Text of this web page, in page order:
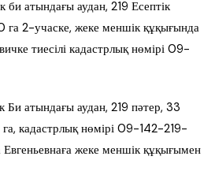
атындағы аудан, 219 Есептік
га 2-учаске, жеке меншік құқығында
тиесілі кадастрлық нөмірі 09-
Би атындағы аудан, 219 пәтер, 33
кадастрлық нөмірі 09-142-219-
жеке меншік құқығымен